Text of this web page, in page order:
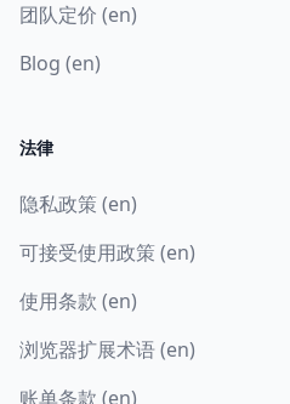
团队定价 (en)
Blog (en)
法律
隐私政策 (en)
可接受使用政策 (en)
使用条款 (en)
浏览器扩展术语 (en)
账单条款 (en)